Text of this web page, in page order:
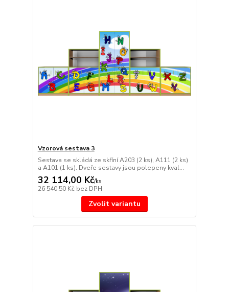
Vzorová sestava 3
Sestava se skládá ze skříní A203 (2 ks), A111 (2 ks)
a A101 (1 ks). Dveře sestavy jsou polepeny kval...
32 114,00 Kč/ks
26 540,50 Kč bez DPH
Zvolit variantu